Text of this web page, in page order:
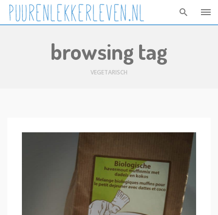
browsing tag
VEGETARISCH